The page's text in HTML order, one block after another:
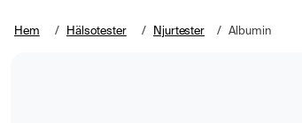
Hem Hälsotester Njurtester Albumin